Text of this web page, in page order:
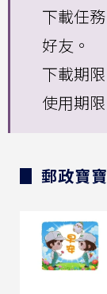
下載任
好友。
下載期
使用期
▊ 郵政寶